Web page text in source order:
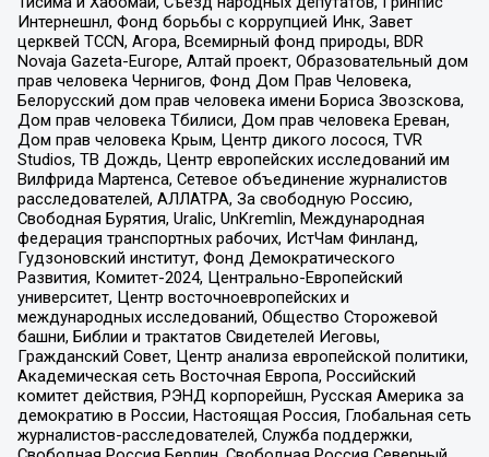
Интернешнл, Фонд борьбы с коррупцией Инк, Завет
церквей TCCN, Агора, Всемирный фонд природы, BDR
Novaja Gazeta-Europe, Алтай проект, Образовательный дом
прав человека Чернигов, Фонд Дом Прав Человека,
Белорусский дом прав человека имени Бориса Звозскова,
Дом прав человека Тбилиси, Дом прав человека Ереван,
Дом прав человека Крым, Центр дикого лосося, TVR
Studios, ТВ Дождь, Центр европейских исследований им
Вилфрида Мартенса, Сетевое объединение журналистов
расследователей, АЛЛАТРА, За свободную Россию,
Свободная Бурятия, Uralic, UnKremlin, Международная
федерация транспортных рабочих, ИстЧам Финланд,
Гудзоновский институт, Фонд Демократического
Развития, Комитет-2024, Центрально-Европейский
университет, Центр восточноевропейских и
международных исследований, Общество Сторожевой
башни, Библии и трактатов Свидетелей Иеговы,
Гражданский Совет, Центр анализа европейской политики,
Академическая сеть Восточная Европа, Российский
комитет действия, РЭНД корпорейшн, Русская Америка за
демократию в России, Настоящая Россия, Глобальная сеть
журналистов-расследователей, Служба поддержки,